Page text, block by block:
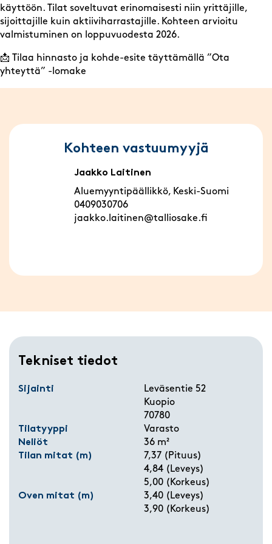
käyttöön. Tilat soveltuvat erinomaisesti niin yrittäjille,
sijoittajille kuin aktiiviharrastajille. Kohteen arvioitu
valmistuminen on loppuvuodesta 2026.
📩 Tilaa hinnasto ja kohde-esite täyttämällä ”Ota
yhteyttä” -lomake
Kohteen vastuumyyjä
Jaakko Laitinen
Aluemyyntipäällikkö, Keski-Suomi
0409030706
jaakko.laitinen@talliosake.fi
Tekniset tiedot
Sijainti
Leväsentie 52
Kuopio
70780
Tilatyyppi
Varasto
Neliöt
36 m²
Tilan mitat (m)
7,37 (Pituus)
4,84 (Leveys)
5,00 (Korkeus)
Oven mitat (m)
3,40 (Leveys)
3,90 (Korkeus)